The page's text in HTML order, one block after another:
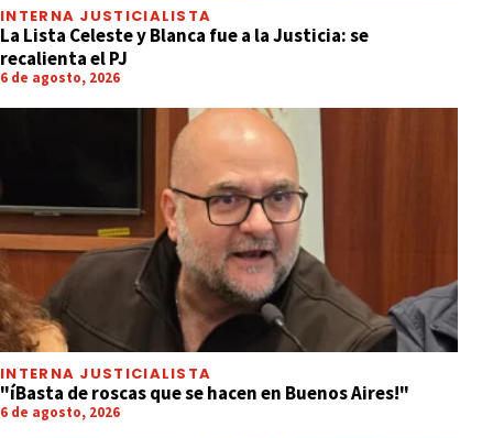
INTERNA JUSTICIALISTA
La Lista Celeste y Blanca fue a la Justicia: se
recalienta el PJ
6 de agosto, 2026
INTERNA JUSTICIALISTA
"íBasta de roscas que se hacen en Buenos Aires!"
6 de agosto, 2026